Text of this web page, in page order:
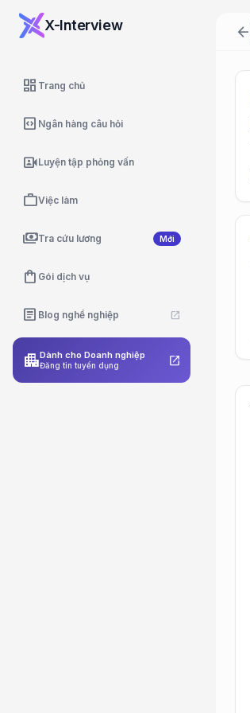
X-Interview
dashboard Trang chủ
code_blocks Ngân hàng câu hỏi
video_camera_frontLuyện tập phỏng vấn
workViệc làm
paymentsTra cứu lương Mới
shopping_bag Gói dịch vụ
article Blog nghề nghiệp open_in_new
apartmentDành cho Doanh nghiệp
Đăng tin tuyển dụng open_in_new
arrow_back